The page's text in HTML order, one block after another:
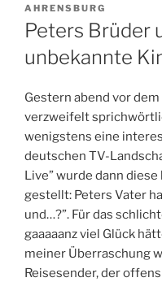
AM
AHRENSBURG
Peters Brüder
unbekannte
Gestern abend vor
verzweifelt
wenigstens eine
deutschen TV-
Live” wurde dann
gestellt: Peters Vater
und…?”. Für das
gaaaaanz viel Glück
meiner Überraschung
Reisesender, der